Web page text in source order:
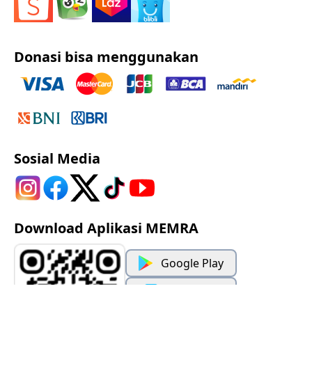
Donasi bisa menggunakan
Sosial Media
Download Aplikasi MEMRA
Google Play